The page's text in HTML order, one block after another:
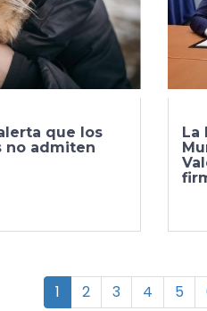
que los
no admiten
La
1 2 3 4 5